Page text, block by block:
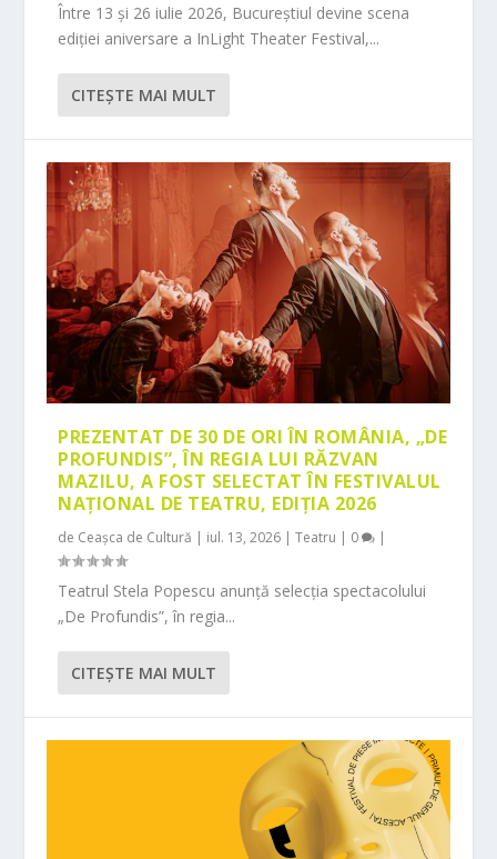
Între 13 și 26 iulie 2026, Bucureștiul devine scena
ediției aniversare a InLight Theater Festival,...
CITEŞTE MAI MULT
PREZENTAT DE 30 DE ORI ÎN ROMÂNIA, „DE
PROFUNDIS”, ÎN REGIA LUI RĂZVAN
MAZILU, A FOST SELECTAT ÎN FESTIVALUL
NAȚIONAL DE TEATRU, EDIȚIA 2026
de Ceașca de Cultură | iul. 13, 2026 |Teatru | 0 |
Teatrul Stela Popescu anunță selecția spectacolului
„De Profundis”, în regia...
CITEŞTE MAI MULT